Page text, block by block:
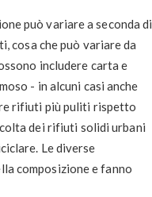
può variare a seconda di
cosa che può variare da
includere carta e
- in alcuni casi anche
rifiuti più puliti rispetto
dei rifiuti solidi urbani
Le diverse
composizione e fanno